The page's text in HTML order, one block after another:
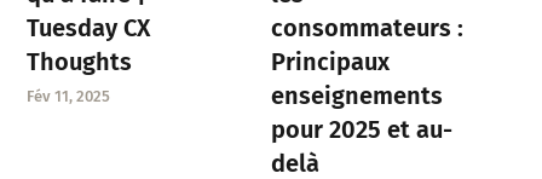
Tuesday CX
Thoughts
Fév 11, 2025
consommateurs :
Principaux
enseignements
pour 2025 et au-
delà